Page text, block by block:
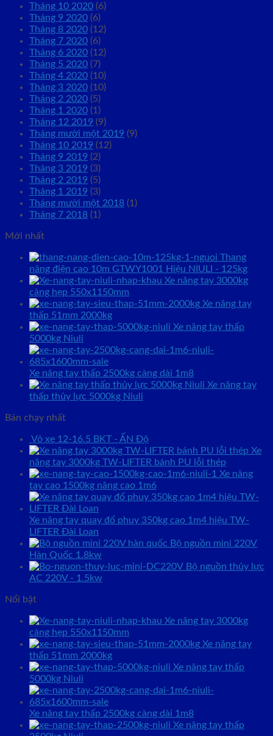
Tháng 10 2020 (6)
Tháng 9 2020 (6)
Tháng 8 2020 (12)
Tháng 7 2020 (6)
Tháng 6 2020 (12)
Tháng 5 2020 (7)
Tháng 4 2020 (10)
Tháng 3 2020 (10)
Tháng 2 2020 (5)
Tháng 1 2020 (1)
Tháng 12 2019 (9)
Tháng mười một 2019 (9)
Tháng 10 2019 (12)
Tháng 9 2019 (2)
Tháng 3 2019 (3)
Tháng 2 2019 (5)
Tháng 1 2019 (3)
Tháng mười một 2018 (1)
Tháng 7 2018 (1)
Mới nhất
Thang
nâng điện cao 10m GTWY1001 Hiệu NIULI - 125kg
Xe nâng tay 3000kg
càng hẹp 550x1150mm
Xe nâng tay
thấp 51mm 2000kg
Xe nâng tay thấp
5000kg Niuli
Xe nâng tay thấp 2500kg càng dài 1m8
Xe nâng tay
thấp thủy lực 5000kg Niuli
Bán chạy nhất
Vỏ xe 12-16.5 BKT - ẤN Độ
Xe
nâng tay 3000kg TW-LIFTER bánh PU lỗi thép
Xe nâng
tay cao 1500kg nâng cao 1m6
Xe nâng tay quay đổ phuy 350kg cao 1m4 hiệu TW-
LIFTER Đài Loan
Bộ nguồn mini 220V
Hàn Quốc 1.8kw
Bộ nguồn thủy lực
AC 220V - 1.5kw
Nổi bật
Xe nâng tay 3000kg
càng hẹp 550x1150mm
Xe nâng tay
thấp 51mm 2000kg
Xe nâng tay thấp
5000kg Niuli
Xe nâng tay thấp 2500kg càng dài 1m8
Xe nâng tay thấp